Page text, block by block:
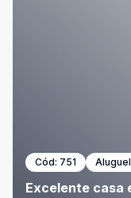
Cód: 751 Aluguel
Excelente casa